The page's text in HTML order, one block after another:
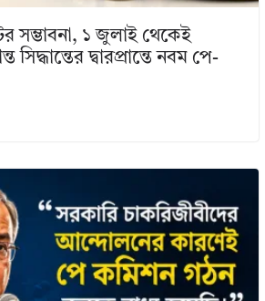
সম্ভাবনা, ১ জুলাই থেকেই
সিদ্ধান্তের দ্বারপ্রান্তে নবম পে-